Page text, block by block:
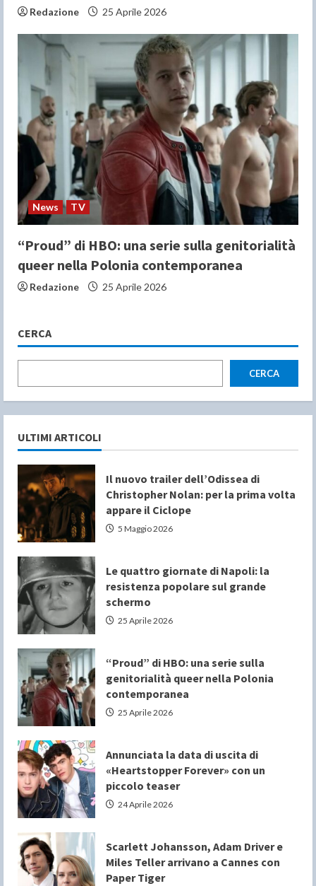
Redazione 25 Aprile 2026
News TV
“Proud” di HBO: una serie sulla genitorialità
queer nella Polonia contemporanea
Redazione 25 Aprile 2026
CERCA
CERCA
ULTIMI ARTICOLI
Il nuovo trailer dell’Odissea di
Christopher Nolan: per la prima volta
appare il Ciclope
5 Maggio 2026
Le quattro giornate di Napoli: la
resistenza popolare sul grande
schermo
25 Aprile 2026
“Proud” di HBO: una serie sulla
genitorialità queer nella Polonia
contemporanea
25 Aprile 2026
Annunciata la data di uscita di
«Heartstopper Forever» con un
piccolo teaser
24 Aprile 2026
Scarlett Johansson, Adam Driver e
Miles Teller arrivano a Cannes con
Paper Tiger